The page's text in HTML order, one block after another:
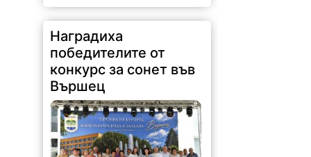
Наградиха
победителите от
конкурс за сонет във
Вършец